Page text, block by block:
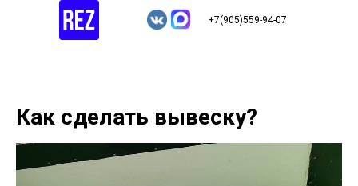
+7(905)559-94-07
Как сделать вывеску?